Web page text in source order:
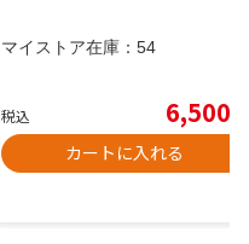
マイストア在庫： 54
税込 6,500
カートに入れる